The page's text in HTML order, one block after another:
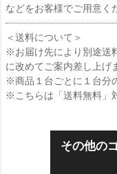
などをお客様でご用意く
＜送料について＞
※お届け先により別途送
に改めてご案内差し上げ
※商品１台ごとに１台分
※こちらは「送料無料」
その他の